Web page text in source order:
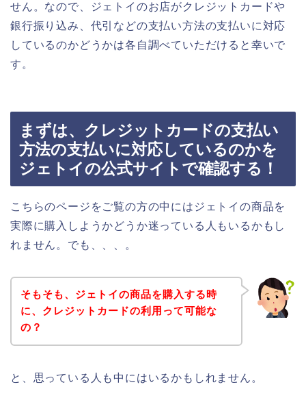
せん。なので、ジェトイのお店がクレジットカードや
銀行振り込み、代引などの支払い方法の支払いに対応
しているのかどうかは各自調べていただけると幸いで
す。
まずは、クレジットカードの支払い
方法の支払いに対応しているのかを
ジェトイの公式サイトで確認する！
こちらのページをご覧の方の中にはジェトイの商品を
実際に購入しようかどうか迷っている人もいるかもし
れません。でも、、、。
そもそも、ジェトイの商品を購入する時
に、クレジットカードの利用って可能な
の？
と、思っている人も中にはいるかもしれません。